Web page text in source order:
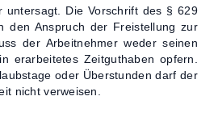
untersagt. Die Vorschrift des § 629
den Anspruch der Freistellung zur
der Arbeitnehmer weder seinen
erarbeitetes Zeitguthaben opfern.
oder Überstunden darf der
nicht verweisen.